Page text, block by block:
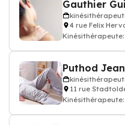
Gauthier
4 rue Felix
Puthod
11 rue